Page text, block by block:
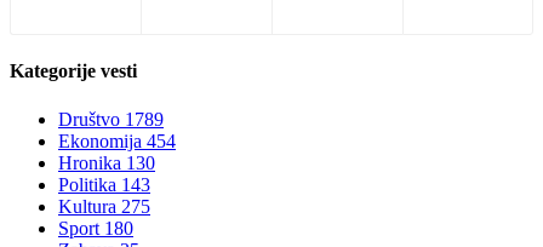
Kategorije vesti
Društvo 1789
Ekonomija 454
Hronika 130
Politika 143
Kultura 275
Sport 180